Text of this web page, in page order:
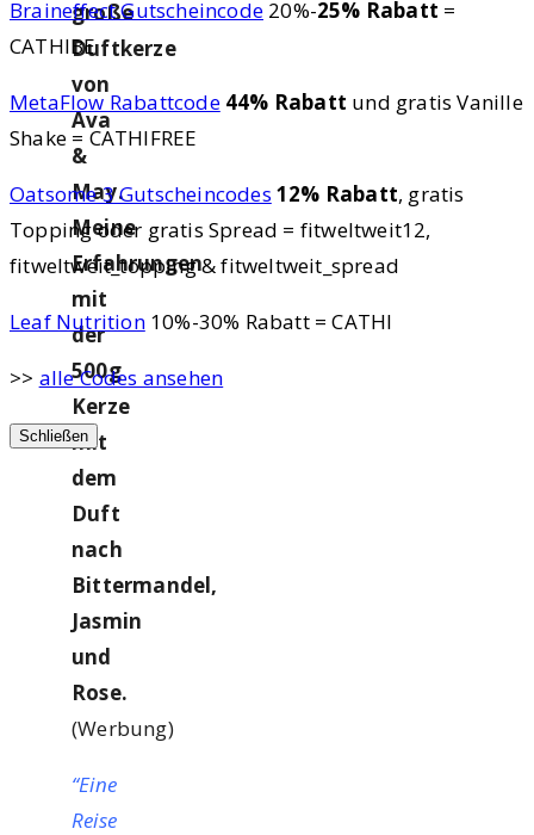
große
Duftkerze
von
Ava
&
May.
Meine
Erfahrungen
mit
der
500g
Kerze
mit
dem
Duft
nach
Bittermandel,
Jasmin
und
Rose.
(Werbung)
“Eine
Reise
Braineffect Gutscheincode 20%-25% Rabatt =
CATHIBE
MetaFlow Rabattcode 44% Rabatt und gratis Vanille
Shake = CATHIFREE
Oatsome 3 Gutscheincodes 12% Rabatt, gratis
Topping oder gratis Spread = fitweltweit12,
fitweltweit_topping & fitweltweit_spread
Leaf Nutrition10%-30% Rabatt = CATHI
>> alle Codes ansehen
Schließen